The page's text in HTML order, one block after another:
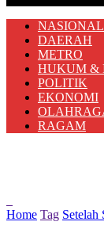
NASIONAL
DAERAH
METRO
HUKUM &
POLITIK
EKONOMI
RAGAM
Home Tag Setelah